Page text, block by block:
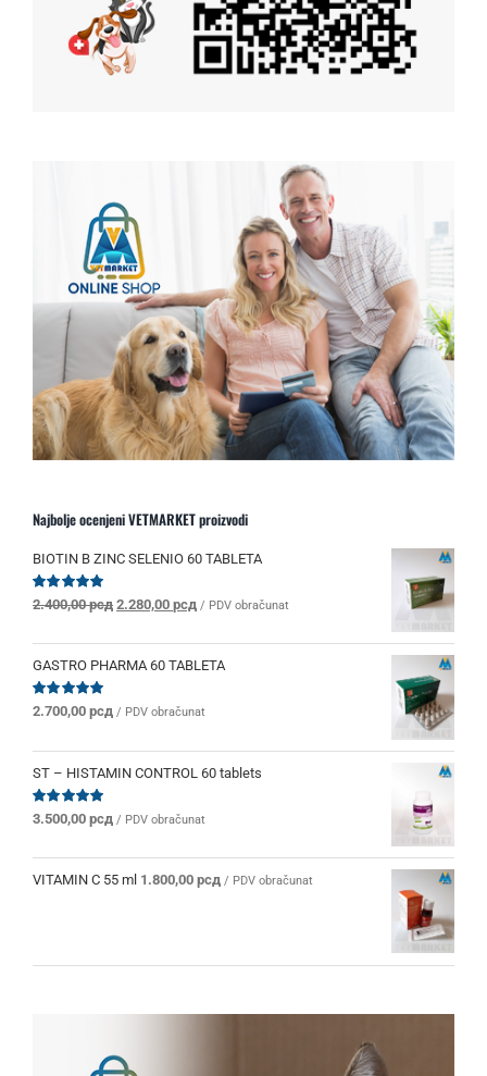
Najbolje ocenjeni VETMARKET proizvodi
BIOTIN B ZINC SELENIO 60 TABLETA
Ocenjeno
od 5
2.400,00рсд Originalna
je
bila:
2.280,00 рсд Trenutna
je:
2.280,00 рсд.
/ PDV obračunat
GASTRO PHARMA 60 TABLETA
Ocenjeno
od 5
2.700,00 рсд / PDV obračunat
ST – HISTAMIN CONTROL 60 tablets
Ocenjeno
od 5
3.500,00 рсд / PDV obračunat
VITAMIN C 55 ml 1.800,00 рсд / PDV obračunat